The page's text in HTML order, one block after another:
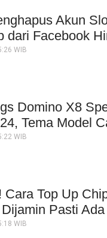
Akun
dari Facebook
WIB
Domino X8
Tema Model
WIB
Cara Top Up
Pasti
WIB